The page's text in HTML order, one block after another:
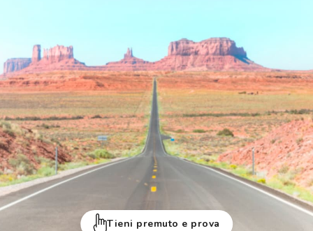
Tieni premuto e prova